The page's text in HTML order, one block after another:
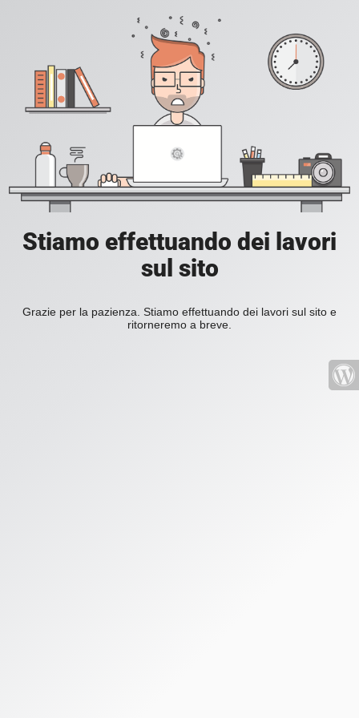
Stiamo effettuando dei lavori
sul sito
Grazie per la pazienza. Stiamo effettuando dei lavori sul sito e
ritorneremo a breve.